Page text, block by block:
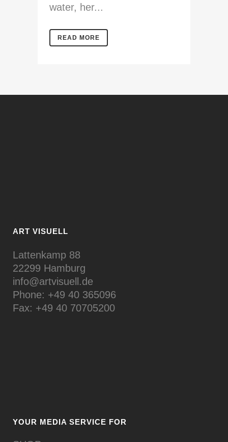
water, her...
READ MORE
ART VISUELL
Lattenkamp 88
22299 Hamburg
info@artvisuell.de
Phone: +49 40 365096
Fax: +49 40 70705200
YOUR MEDIA SERVICE FOR